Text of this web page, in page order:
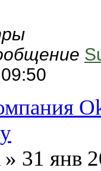
» 31 янв